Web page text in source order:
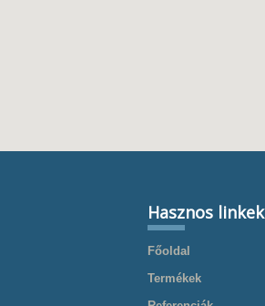
Hasznos linkek
Főoldal
Termékek